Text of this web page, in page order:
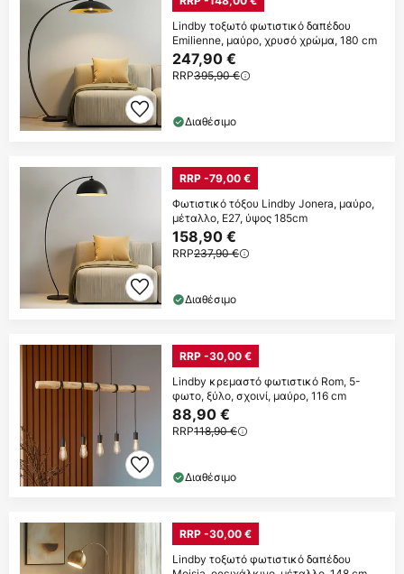
Lindby τοξωτό φωτιστικό δαπέδου
Emilienne, μαύρο, χρυσό χρώμα, 180 cm
247,90 €
RRP395,90 €
Διαθέσιμο
RRP -79,00 €
Φωτιστικό τόξου Lindby Jonera, μαύρο,
μέταλλο, E27, ύψος 185cm
158,90 €
RRP237,90 €
Διαθέσιμο
RRP -30,00 €
Lindby κρεμαστό φωτιστικό Rom, 5-
φωτο, ξύλο, σχοινί, μαύρο, 116 cm
88,90 €
RRP118,90 €
Διαθέσιμο
RRP -30,00 €
Lindby τοξωτό φωτιστικό δαπέδου